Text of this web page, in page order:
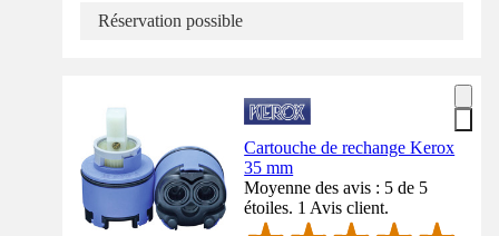
Réservation possible
Cartouche de rechange Kerox
35 mm
Moyenne des avis : 5 de 5
étoiles. 1 Avis client.